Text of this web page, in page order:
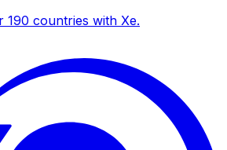
190 countries with Xe.